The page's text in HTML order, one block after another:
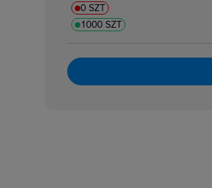
0 SZT
1000 SZT